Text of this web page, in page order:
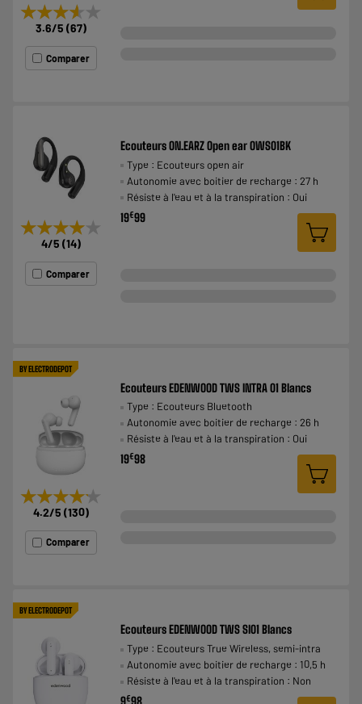
★★★★★
★★★★★
3.6/5 (67)
Comparer
★★★★★
★★★★★
4/5 (14)
Comparer
Ecouteurs ON.EARZ Open ear OWS01BK
Type : Ecouteurs open air
Autonomie avec boitier de recharge : 27 h
Résiste à l'eau et à la transpiration : Oui
19€99
BY ELECTRODEPOT
★★★★★
★★★★★
4.2/5 (130)
Comparer
Ecouteurs EDENWOOD TWS INTRA 01 Blancs
Type : Ecouteurs Bluetooth
Autonomie avec boitier de recharge : 26 h
Résiste à l'eau et à la transpiration : Oui
19€98
BY ELECTRODEPOT
Ecouteurs EDENWOOD TWS SI01 Blancs
Type : Ecouteurs True Wireless, semi-intra
Autonomie avec boitier de recharge : 10,5 h
Résiste à l'eau et à la transpiration : Non
9€98